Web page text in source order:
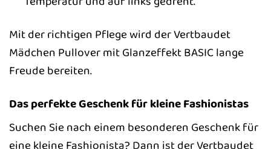
Mit der richtigen Pflege wird der Vertbaudet
Mädchen Pullover mit Glanzeffekt BASIC lange
Freude bereiten.
Das perfekte Geschenk für kleine Fashionistas
Suchen Sie nach einem besonderen Geschenk für